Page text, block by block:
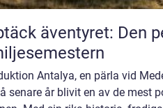
äventyret: Den
Antalya, en pärla vid
senare år blivit en av de mest